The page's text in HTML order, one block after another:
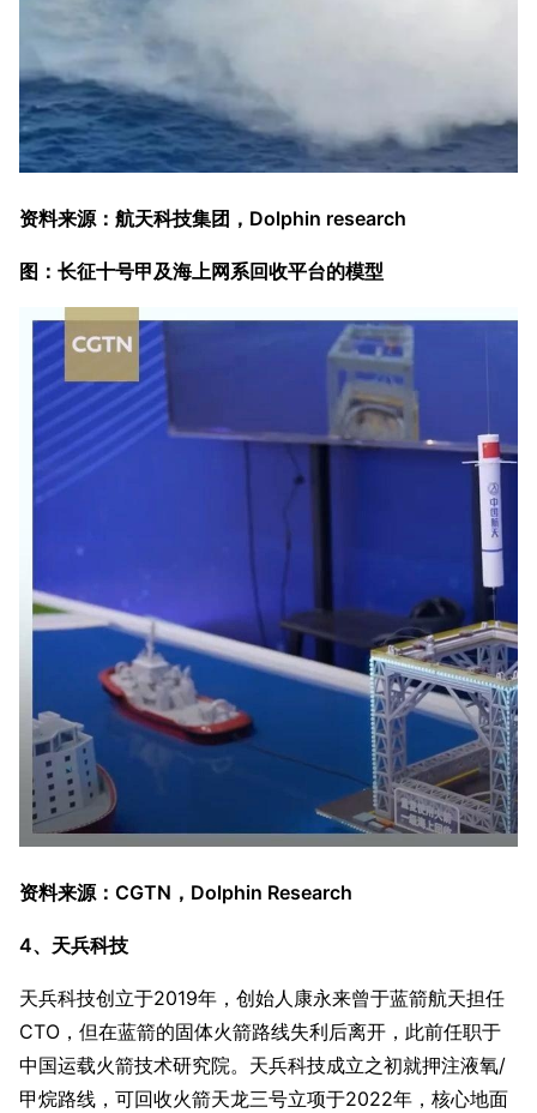
资料来源：航天科技集团，Dolphin research
图：长征十号甲及海上网系回收平台的模型
资料来源：CGTN，Dolphin Research
4、天兵科技
天兵科技创立于2019年，创始人康永来曾于蓝箭航天担任
CTO，但在蓝箭的固体火箭路线失利后离开，此前任职于
中国运载火箭技术研究院。天兵科技成立之初就押注液氧/
甲烷路线，可回收火箭天龙三号立项于2022年，核心地面